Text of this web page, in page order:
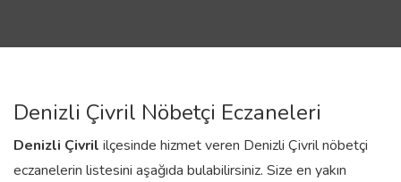
Denizli Çivril Nöbetçi Eczaneleri
Denizli Çivril ilçesinde hizmet veren Denizli Çivril nöbetçi
eczanelerin listesini aşağıda bulabilirsiniz. Size en yakın